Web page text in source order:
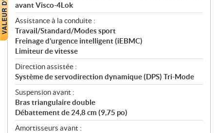
avant Visco-4Lok
Assistance à la conduite :
Travail/Standard/Modes sport
Freinage d’urgence intelligent (iEBMC)
Limiteur de vitesse
Direction assistée :
Système de servodirection dynamique (DPS) Tri-Mode
Suspension avant :
Bras triangulaire double
Débattement de 24,8 cm (9,75 po)
Amortisseurs avant :